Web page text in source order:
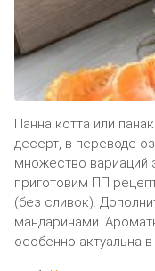
Панна котта или
десерт, в переводе
множество вариаций
приготовим ПП
(без сливок).
мандаринами.
особенно актуальна